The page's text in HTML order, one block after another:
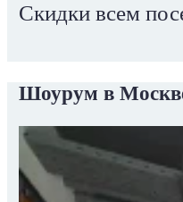
Скидки всем
Шоурум в